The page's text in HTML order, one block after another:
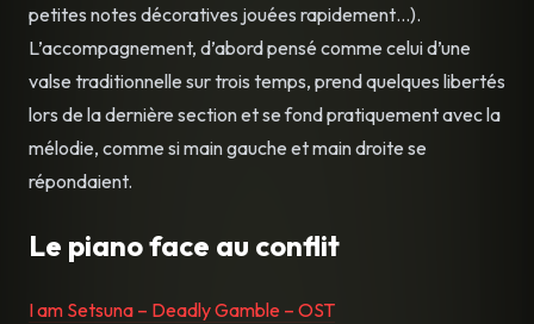
petites notes décoratives jouées rapidement…).
L’accompagnement, d’abord pensé comme celui d’une
valse traditionnelle sur trois temps, prend quelques libertés
lors de la dernière section et se fond pratiquement avec la
mélodie, comme si main gauche et main droite se
répondaient.
Le piano face au conflit
I am Setsuna – Deadly Gamble – OST